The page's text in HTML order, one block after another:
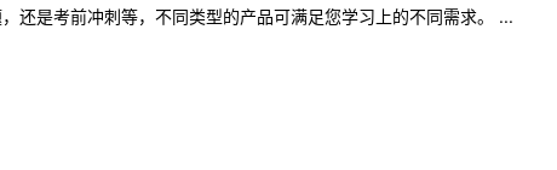
还是考前冲刺等，不同类型的产品可满足您学习上的不同需求。 ...